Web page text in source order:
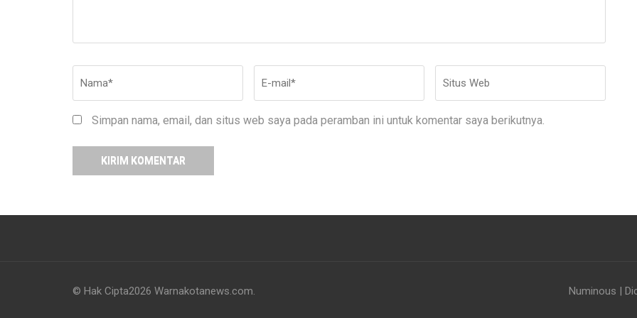
mail*
Web
Simpan nama, email, dan situs web saya pada peramban ini untuk komentar saya berikutnya.
© Hak Cipta2026 Warnakotanews.com Numinous |